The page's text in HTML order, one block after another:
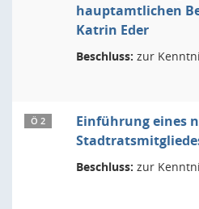
hauptamtlichen
Katrin Eder
Beschluss: zur
Ö 2
Einführung eines
Beschluss: zur